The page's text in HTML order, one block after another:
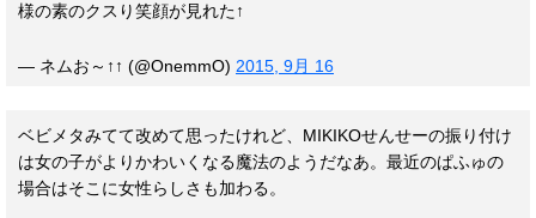
様の素のクスり笑顔が見れた↑
— ネムお～↑↑ (@OnemmO) 2015, 9月 16
ベビメタみてて改めて思ったけれど、MIKIKOせんせーの振り付け
は女の子がよりかわいくなる魔法のようだなあ。最近のぱふゅの
場合はそこに女性らしさも加わる。